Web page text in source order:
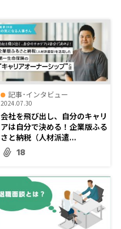
記事･インタビュー
2024.07.30
会社を飛び出し、自分のキャリ
アは自分で決める！企業版ふる
さと納税（人材派遣...
18